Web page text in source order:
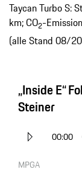
Taycan Turbo S:
km; CO2-
(alle Stand 08/
„Inside E“
Steiner
00:00
MPGA